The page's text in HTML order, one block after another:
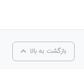
بازگشت به بالا